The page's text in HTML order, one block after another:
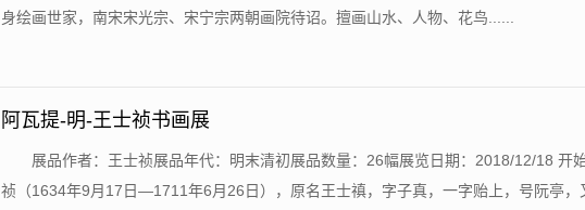
身绘画世家，南宋宋光宗、宋宁宗两朝画院待诏。擅画山水、人物、花鸟......
阿瓦提-明-王士祯书画展
展品作者：王士祯展品年代：明末清初展品数量：26幅展览日期：2018/12/18 开
祯（1634年9月17日—1711年6月26日），原名王士禛，字子真，一字贻上，号阮亭，